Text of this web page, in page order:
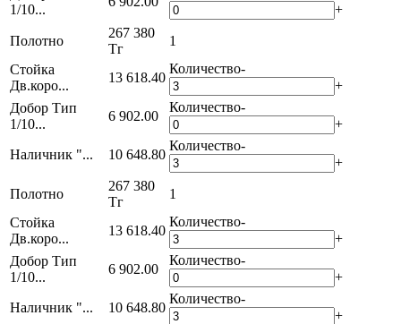
1/10...
+
Полотно
267 380
Тг
1
Стойка
Дв.коро...
13 618.40
Количество-
+
Добор Тип
1/10...
6 902.00
Количество-
+
Наличник "...
10 648.80
Количество-
+
Полотно
267 380
Тг
1
Стойка
Дв.коро...
13 618.40
Количество-
+
Добор Тип
1/10...
6 902.00
Количество-
+
Наличник "...
10 648.80
Количество-
+